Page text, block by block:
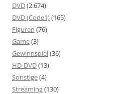
DVD(2.674)
DVD (Code1)(165)
Figuren (76)
Game(3)
Gewinnspiel(36)
HD-DVD(13)
Sonstige(4)
Streaming(130)